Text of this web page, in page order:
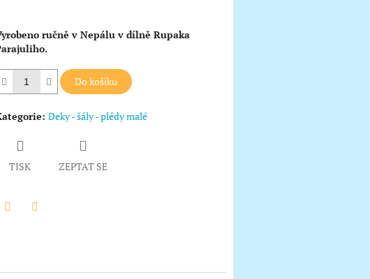
ručně v Nepálu v dílně Rupaka
Do košíku
: Deky - šály - plédy malé
TISK ZEPTAT SE